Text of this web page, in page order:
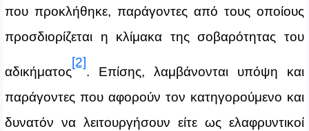
που προκλήθηκε, παράγοντες από τους οποίους
προσδιορίζεται η κλίμακα της σοβαρότητας του
αδικήματος
[2]
. Επίσης, λαμβάνονται υπόψη και
παράγοντες που αφορούν τον κατηγορούμενο και
δυνατόν να λειτουργήσουν είτε ως ελαφρυντικοί